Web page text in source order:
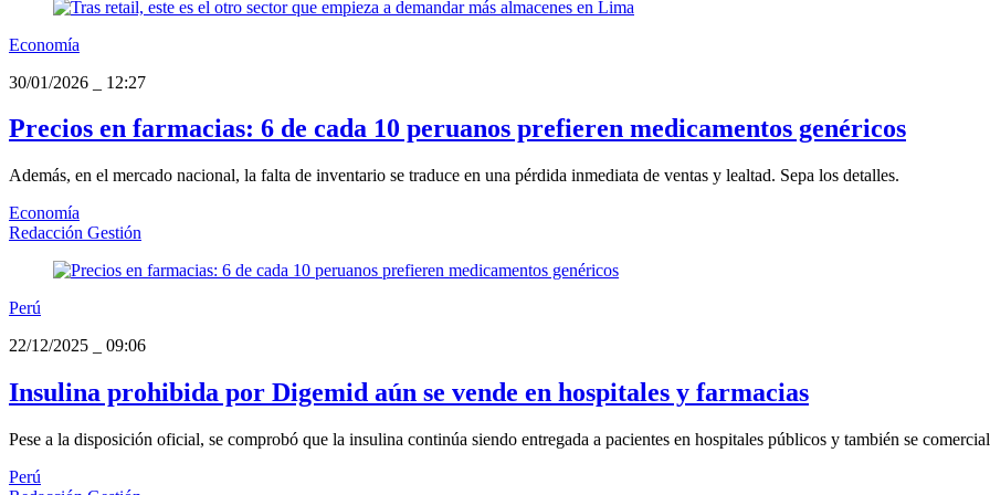
Economía
30/01/2026
12:27
Precios en farmacias: 6 de cada 10 peruanos prefieren medicamentos genéricos
Además, en el mercado nacional, la falta de inventario se traduce en una pérdida inmediata de ventas y lealtad. Sepa los detalles.
Economía
Redacción Gestión
Perú
22/12/2025
09:06
Insulina prohibida por Digemid aún se vende en hospitales y farmacias
Pese a la disposición oficial, se comprobó que la insulina continúa siendo entregada a pacientes en hospitales públicos y también se
Perú